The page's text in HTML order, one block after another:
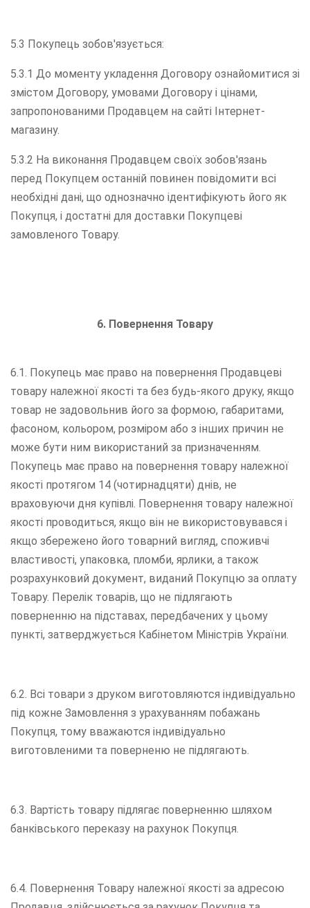
5.3 Покупець зобов'язується:
5.3.1 До моменту укладення Договору ознайомитися зі
змістом Договору, умовами Договору і цінами,
запропонованими Продавцем на сайті Інтернет-
магазину.
5.3.2 На виконання Продавцем своїх зобов'язань
перед Покупцем останній повинен повідомити всі
необхідні дані, що однозначно ідентифікують його як
Покупця, і достатні для доставки Покупцеві
замовленого Товару.
6. Повернення Товару
6.1. Покупець має право на повернення Продавцеві
товару належної якості та без будь-якого друку, якщо
товар не задовольнив його за формою, габаритами,
фасоном, кольором, розміром або з інших причин не
може бути ним використаний за призначенням.
Покупець має право на повернення товару належної
якості протягом 14 (чотирнадцяти) днів, не
враховуючи дня купівлі. Повернення товару належної
якості проводиться, якщо він не використовувався і
якщо збережено його товарний вигляд, споживчі
властивості, упаковка, пломби, ярлики, а також
розрахунковий документ, виданий Покупцю за оплату
Товару. Перелік товарів, що не підлягають
поверненню на підставах, передбачених у цьому
пункті, затверджується Кабінетом Міністрів України.
6.2. Всі товари з друком виготовляются індивідуально
під кожне Замовлення з урахуванням побажань
Покупця, тому вважаются індивідуально
виготовленими та поверненю не підлягають.
6.3. Вартість товару підлягає поверненню шляхом
банківського переказу на рахунок Покупця.
6.4. Повернення Товару належної якості за адресою